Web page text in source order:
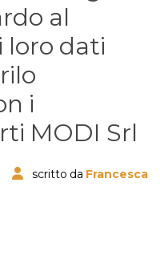
al
dati
i
MODI Srl
scritto da Francesca